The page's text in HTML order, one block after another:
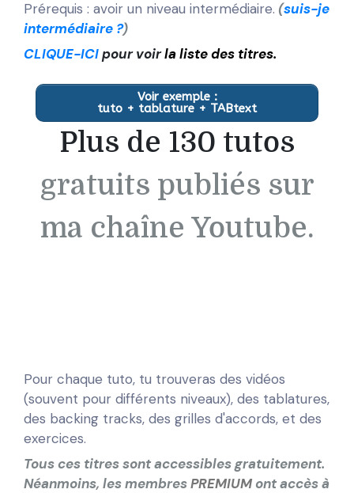
Prérequis : avoir un niveau intermédiaire. (suis-je
intermédiaire ?)
CLIQUE-ICIpour voirla liste des titres.
Voir exemple :
tuto + tablature + TABtext
Plus de 130 tutos
gratuits publiés sur
ma chaîne Youtube.
Pour chaque tuto, tu trouveras des vidéos
(souvent pour différents niveaux), des tablatures,
des backing tracks, des grilles d'accords, et des
exercices.
Tous ces titres sont accessibles gratuitement.
Néanmoins, les membresPREMIUM ont accès à